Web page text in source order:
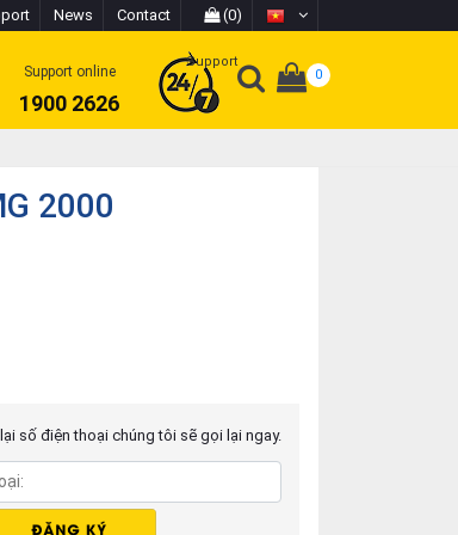
News Contact (0)
Support online
1900 2626
Support
0
2000
số điện thoại chúng tôi sẽ gọi lại ngay.